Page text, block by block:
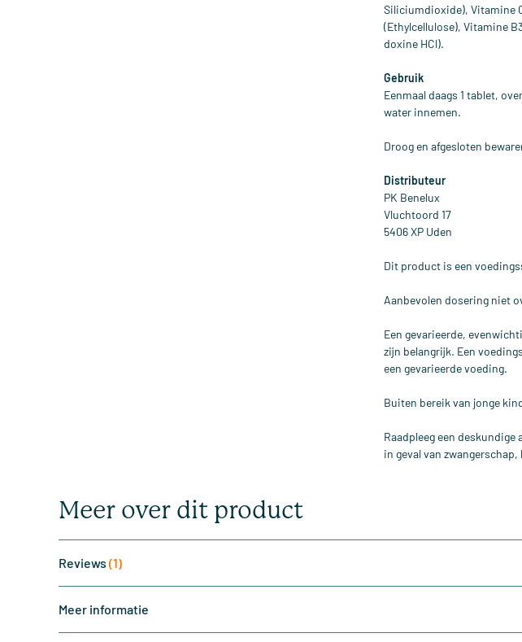
Siliciumdioxide), Vitamine
(Ethylcellulose), Vitamine
doxine HCl).
Gebruik
Eenmaal daags 1 tablet,
water innemen.
Droog en afgesloten
Distributeur
PK Benelux
Vluchtoord 17
5406 XP Uden
Dit product is een
Aanbevolen dosering niet
Een gevarieerde,
zijn belangrijk. Een
een gevarieerde voeding.
Buiten bereik van jonge
Raadpleeg een
in geval van
Meer over dit product
Reviews (1)
Meer informatie